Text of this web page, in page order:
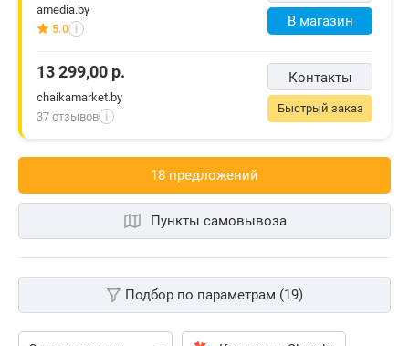
В магазин
amedia.by
5.0 i
Контакты
Быстрый заказ
13 299,00 р.
chaikamarket.by
37 отзывов i
18 предложений
Пункты самовывоза
Подбор по параметрам (19)